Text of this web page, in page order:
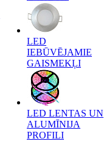
LED
IEBŪVĒJAMIE
GAISMEKĻI
LED LENTAS UN
ALUMĪNIJA
PROFILI